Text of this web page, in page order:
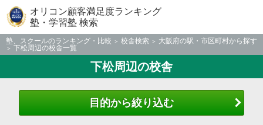
オリコン顧客満足度ランキング
塾・学習塾 検索
塾、スクールのランキング・比較 校舎検索
大阪府の駅・市区町村から探す
下松周辺の校舎一覧
下松周辺の校舎
目的から絞り込む